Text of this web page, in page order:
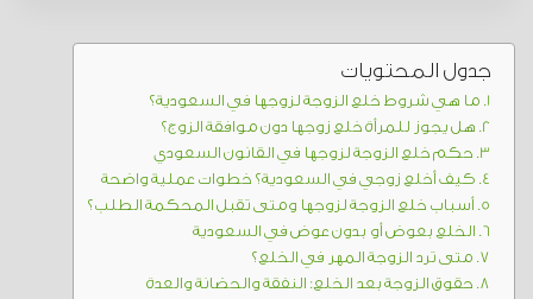
جدول المحتويات
ما هي شروط خلع الزوجة لزوجها في السعودية؟
هل يجوز للمرأة خلع زوجها دون موافقة الزوج؟
حكم خلع الزوجة لزوجها في القانون السعودي
كيف أخلع زوجي في السعودية؟ خطوات عملية واضحة
أسباب خلع الزوجة لزوجها ومتى تقبل المحكمة الطلب؟
الخلع بعوض أو بدون عوض في السعودية
متى ترد الزوجة المهر في الخلع؟
حقوق الزوجة بعد الخلع: النفقة والحضانة والعدة